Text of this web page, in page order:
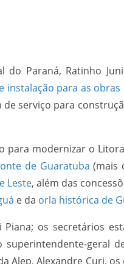
Paraná, Ratinho
instalação para as
serviço para
modernizar o
de Guaratuba (mais
Leste, além das
e da orla histórica de
os secretários
geral
Alep, Alexandre Curi,